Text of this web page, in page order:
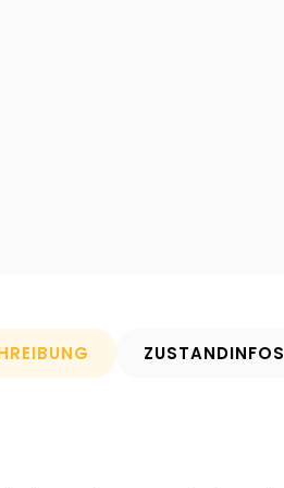
ZUSTANDINFOS